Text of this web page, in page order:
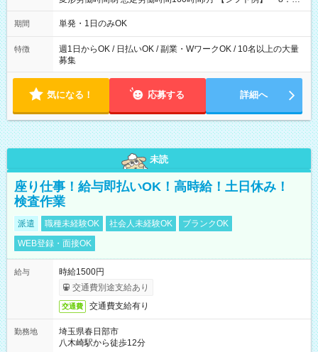
～21：00
期間 単発・1日のみOK
特徴
週1日からOK / 日払いOK / 副業・WワークOK / 10名以上の大量
募集
気になる！ 応募する 詳細へ
未読
座り仕事！給与即払いOK！高時給！土日休み！
検査作業
派遣 職種未経験OK 社会人未経験OK
ブランクOK
WEB登録・面接OK
給与
時給1500円
交通費別途支給あり
交通費 交通費支給有り
勤務地
埼玉県春日部市
八木崎駅から徒歩12分